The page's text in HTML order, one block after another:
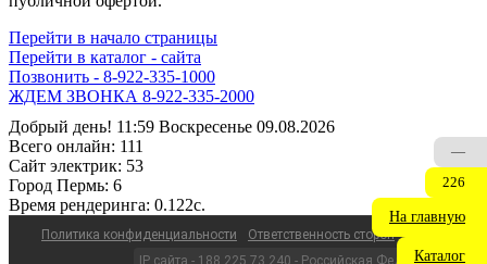
Перейти в начало страницы
Перейти в каталог - сайта
Позвонить - 8-922-335-1000
ЖДЕМ ЗВОНКА 8-922-335-2000
Добрый день! 11:59 Воскресенье 09.08.2026
Всего онлайн: 111
Сайт электрик: 53
Город Пермь: 6
Время рендеринга: 0.122c.
Политика конфиденциальности
Ответственность сторон
—
226
На главную
Каталог